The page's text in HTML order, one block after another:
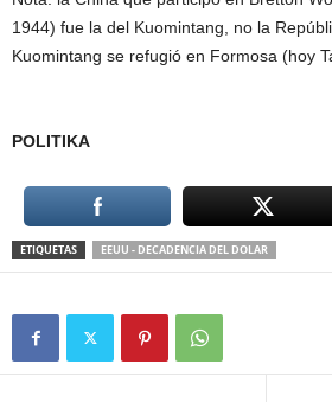
1944) fue la del Kuomintang, no la
Kuomintang se refugió en Formosa (hoy
POLITIKA
ETIQUETAS EEUU - DECADENCIA DEL DOLAR